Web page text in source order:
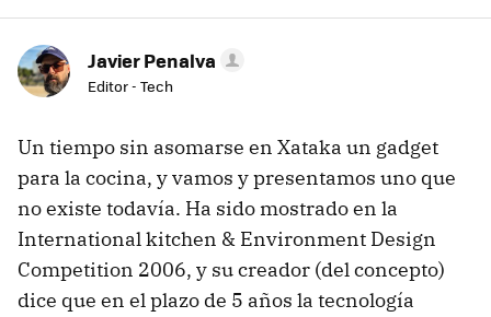
Javier Penalva
Editor - Tech
Un tiempo sin asomarse en Xataka un gadget
para la cocina, y vamos y presentamos uno que
no existe todavía. Ha sido mostrado en la
International kitchen & Environment Design
Competition 2006, y su creador (del concepto)
dice que en el plazo de 5 años la tecnología